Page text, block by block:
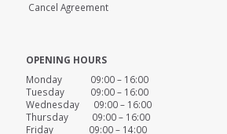
Cancel Agreement
OPENING HOURS
Monday 09:00 – 16:00
Tuesday 09:00 – 16:00
Wednesday 09:00 – 16:00
Thursday 09:00 – 16:00
Friday 09:00 – 14:00